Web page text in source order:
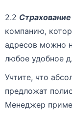
2.2
компанию,
адресов можно
любое удобное
Учтите, что
предложат
Менеджер